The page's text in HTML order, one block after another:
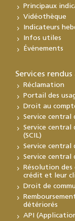
Principaux
Vidéothèque
Indicateurs
Infos utiles
Événements
Services rendus
Réclamation
Portail des
Droit au
Service central
Service central
(SCIL)
Service central
Service central
Résolution
crédit et leur
Droit de
détériorés
API